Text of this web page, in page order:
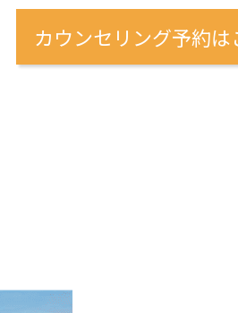
カウンセリング予約は